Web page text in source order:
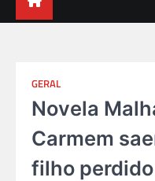
GERAL
Novela
Carmem
filho